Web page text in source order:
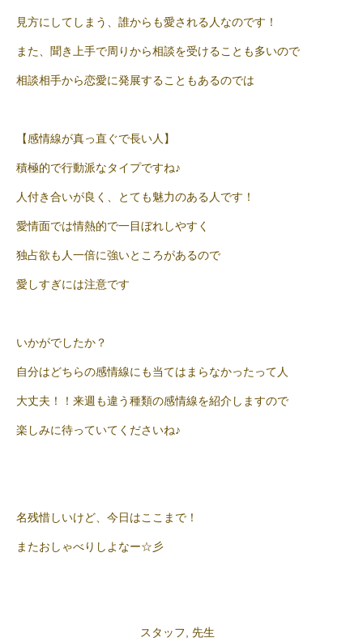
見方にしてしまう、誰からも愛される人なのです！
また、聞き上手で周りから相談を受けることも多いので
相談相手から恋愛に発展することもあるのでは
【感情線が真っ直ぐで長い人】
積極的で行動派なタイプですね♪
人付き合いが良く、とても魅力のある人です！
愛情面では情熱的で一目ぼれしやすく
独占欲も人一倍に強いところがあるので
愛しすぎには注意です
いかがでしたか？
自分はどちらの感情線にも当てはまらなかったって人
大丈夫！！来週も違う種類の感情線を紹介しますので
楽しみに待っていてくださいね♪
名残惜しいけど、今日はここまで！
またおしゃべりしよなー☆彡
スタッフ 先生